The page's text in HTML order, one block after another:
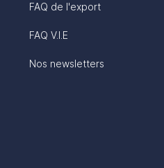
FAQ de l'export
FAQ V.I.E
Nos newsletters